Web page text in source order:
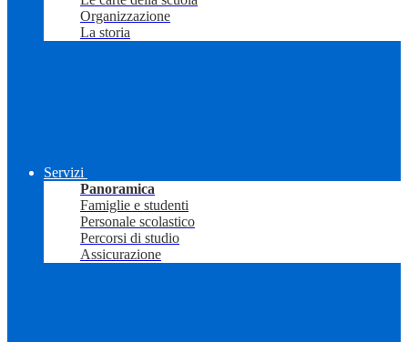
Organizzazione
La storia
Servizi
Panoramica
Famiglie e studenti
Personale scolastico
Percorsi di studio
Assicurazione